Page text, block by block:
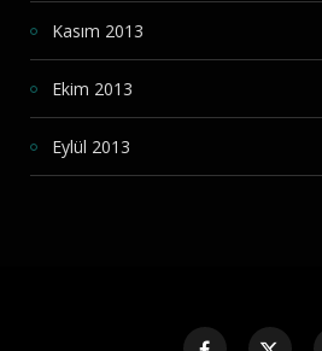
Kasım 2013
Ekim 2013
Eylül 2013